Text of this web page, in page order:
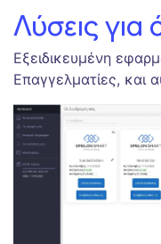
Λύσεις για
Εξειδικευμένη
Επαγγελματίες, και